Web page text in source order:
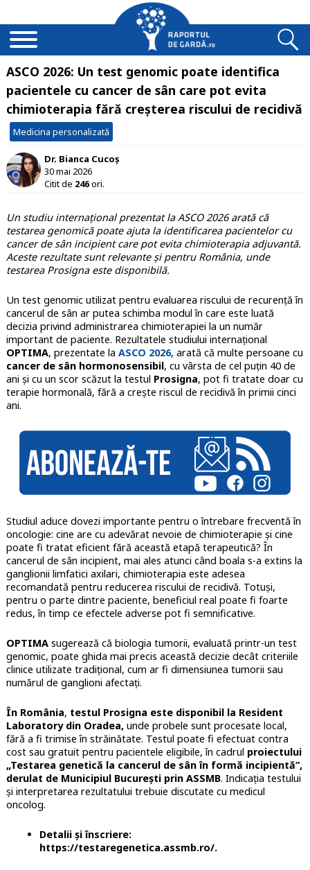
ASCO 2026: Un test genomic poate identifica
pacientele cu cancer de sân care pot evita
chimioterapia fără creșterea riscului de recidivă
Medicina personalizată
Dr. Bianca Cucoș
30 mai 2026
Citit de 246ori.
Un studiu internațional prezentat la ASCO 2026 arată că
testarea genomică poate ajuta la identificarea pacientelor cu
cancer de sân incipient care pot evita chimioterapia adjuvantă.
Aceste rezultate sunt relevante și pentru România, unde
testarea Prosigna este disponibilă.
Un test genomic utilizat pentru evaluarea riscului de recurență în
cancerul de sân ar putea schimba modul în care este luată
decizia privind administrarea chimioterapiei la un număr
important de paciente. Rezultatele studiului internațional
OPTIMA, prezentate la ASCO 2026, arată că multe persoane cu
cancer de sân hormonosensibil, cu vârsta de cel puțin 40 de
ani și cu un scor scăzut la testul Prosigna, pot fi tratate doar cu
terapie hormonală, fără a crește riscul de recidivă în primii cinci
ani.
Studiul aduce dovezi importante pentru o întrebare frecventă în
oncologie: cine are cu adevărat nevoie de chimioterapie și cine
poate fi tratat eficient fără această etapă terapeutică? În
cancerul de sân incipient, mai ales atunci când boala s-a extins la
ganglionii limfatici axilari, chimioterapia este adesea
recomandată pentru reducerea riscului de recidivă. Totuși,
pentru o parte dintre paciente, beneficiul real poate fi foarte
redus, în timp ce efectele adverse pot fi semnificative.
OPTIMAsugerează că biologia tumorii, evaluată printr-un test
genomic, poate ghida mai precis această decizie decât criteriile
clinice utilizate tradițional, cum ar fi dimensiunea tumorii sau
numărul de ganglioni afectați.
În România, testul Prosigna este disponibil la Resident
Laboratory din Oradea,unde probele sunt procesate local,
fără a fi trimise în străinătate. Testul poate fi efectuat contra
cost sau gratuit pentru pacientele eligibile, în cadrul proiectului
„Testarea genetică la cancerul de sân în formă incipientă”,
derulat de Municipiul București prin ASSMB. Indicația testului
și interpretarea rezultatului trebuie discutate cu medicul
oncolog.
Detalii și înscriere:
https://testaregenetica.assmb.ro/.